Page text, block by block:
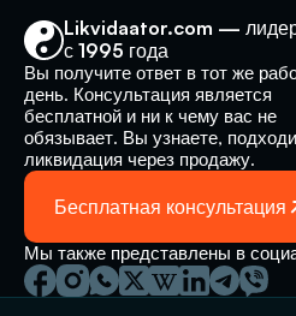
Likvidaator.com —
с 1995 года
Вы получите ответ в тот же
день. Консультация является
бесплатной и ни к чему вас не
обязывает. Вы узнаете,
ликвидация через продажу.
Бесплатная консультация
Мы также представлены в